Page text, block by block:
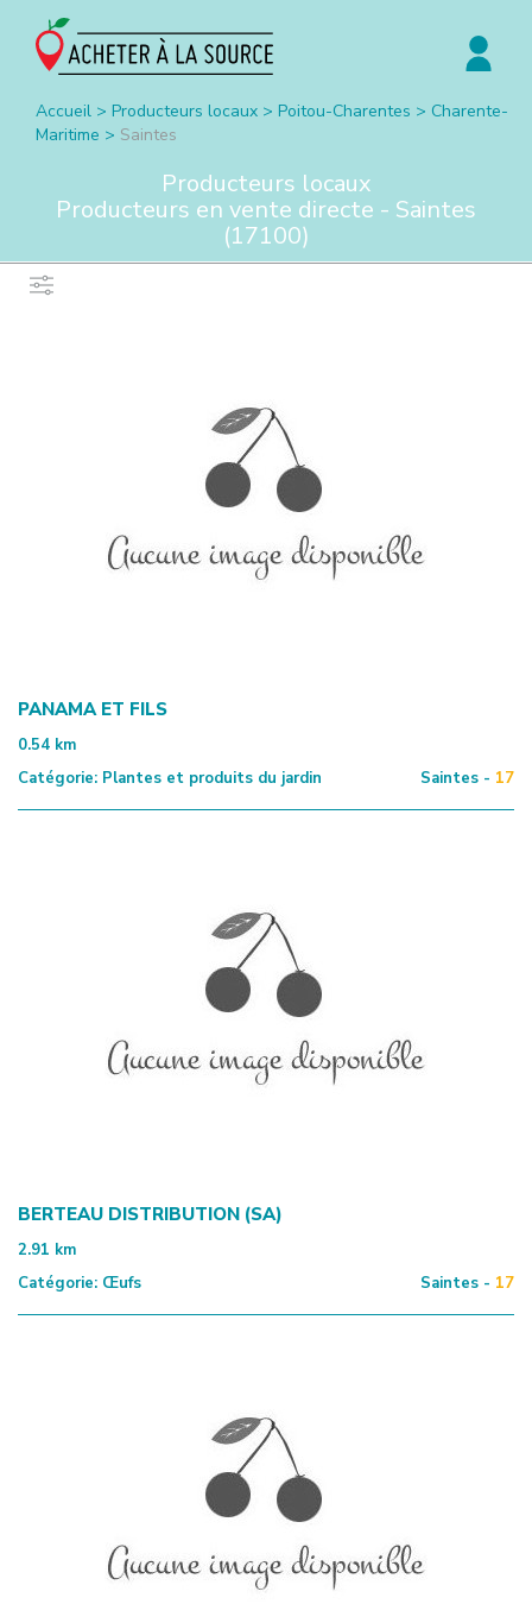
Accueil > Producteurs locaux > Poitou-Charentes > Charente-
Maritime > Saintes
Producteurs locaux
Producteurs en vente directe - Saintes
(17100)
PANAMA ET FILS
0.54 km
Catégorie: Plantes et produits du jardin Saintes - 17
BERTEAU DISTRIBUTION (SA)
2.91 km
Catégorie: Œufs Saintes - 17